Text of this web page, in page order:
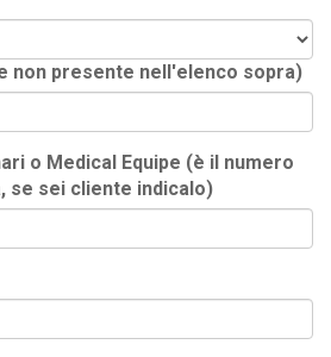
non presente nell'elenco sopra)
o Medical Equipe (è il numero
se sei cliente indicalo)